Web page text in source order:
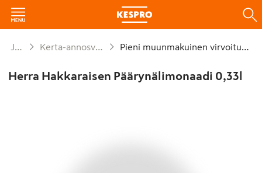
Juomat Kerta-annosvirvoitusjuomat Pieni muunmakuinen virvoitusjuoma
Herra Hakkaraisen Päärynälimonaadi 0,33l